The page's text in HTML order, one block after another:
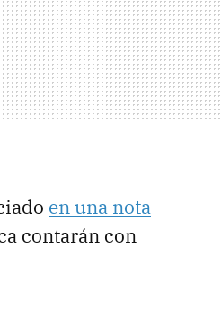
en una nota
contarán con